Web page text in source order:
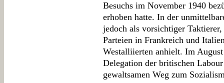
Besuchs im November 1940
erhoben hatte. In der
jedoch als vorsichtiger
Parteien in Frankreich und
Westalliierten anhielt. Im
Delegation der britischen
gewaltsamen Weg zum